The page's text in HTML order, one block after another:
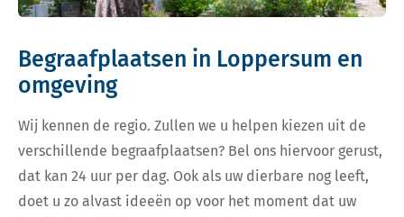
Begraafplaatsen in Loppersum en
omgeving
Wij kennen de regio. Zullen we u helpen kiezen uit de
verschillende begraafplaatsen? Bel ons hiervoor gerust,
dat kan 24 uur per dag. Ook als uw dierbare nog leeft,
doet u zo alvast ideeën op voor het moment dat uw